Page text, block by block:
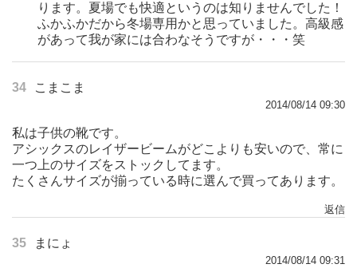
ります。夏場でも快適というのは知りませんでした！
ふかふかだから冬場専用かと思っていました。高級感
があって我が家には合わなそうですが・・・笑
34 こまこま
2014/08/14 09:30
私は子供の靴です。
アシックスのレイザービームがどこよりも安いので、常に
一つ上のサイズをストックしてます。
たくさんサイズが揃っている時に選んで買ってあります。
返信
35 まにょ
2014/08/14 09:31